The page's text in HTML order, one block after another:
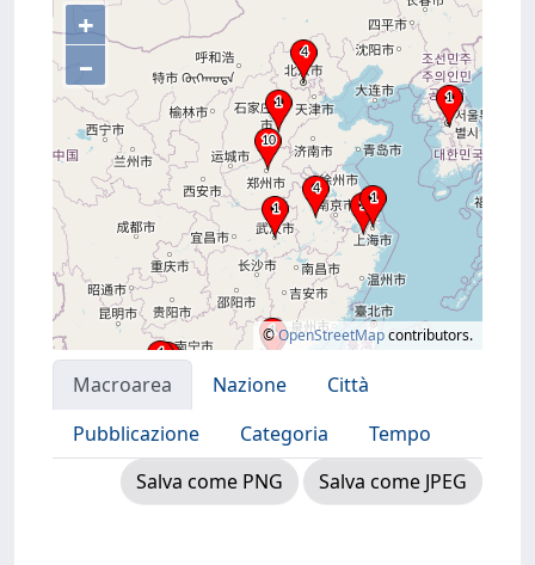
+
–
©OpenStreetMapcontributors.
Macroarea Nazione
Città
Pubblicazione
Categoria
Tempo
Salva come PNG
Salva come JPEG